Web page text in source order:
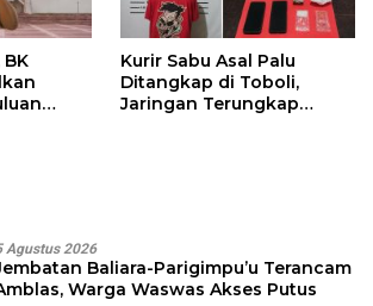
Kurir Sabu Asal Palu
Ditangkap di Toboli,
Jaringan Terungkap
Agustus 2026
Baliara-Parigimpu’u Terancam
Warga Waswas Akses Putus